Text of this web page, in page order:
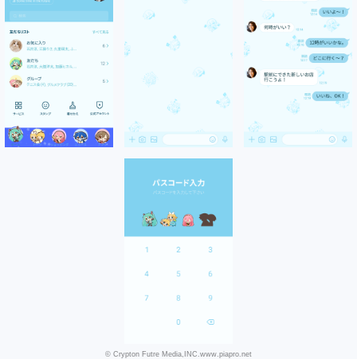
© Crypton Futre Media,INC.www.piapro.net